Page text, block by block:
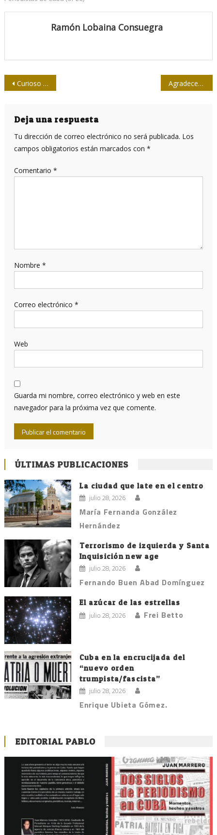
Ramón Lobaina Consuegra
Navegación
entradas
Curioso y penoso: un nuevo país de plástico en el Pacífico Agradece Invasor ayuda de Televisión Avileña
Deja una respuesta
Tu dirección de correo electrónico no será publicada. Los
campos obligatorios están marcados con *
Comentario *
Nombre *
Correo electrónico *
Web
Guarda mi nombre, correo electrónico y web en este
navegador para la próxima vez que comente.
ÚLTIMAS PUBLICACIONES
La ciudad que late en el centro
julio 28, 2026
María Fernanda González
Hernández
Terrorismo de izquierda y Santa
Inquisición new age
julio 28, 2026
Fernando Buen Abad Domínguez
El azúcar de las estrellas
julio 28, 2026 Frei Betto
Cuba en la encrucijada del
“nuevo orden
trumpista/fascista”
julio 28, 2026
Enrique Ubieta Gómez.
EDITORIAL PABLO